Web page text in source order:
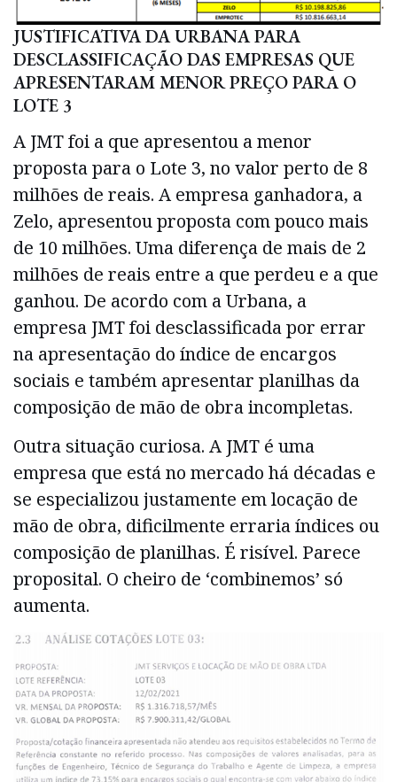
JUSTIFICATIVA DA URBANA PARA
DESCLASSIFICAÇÃO DAS EMPRESAS QUE
APRESENTARAM MENOR PREÇO PARA O
LOTE 3
A JMT foi a que apresentou a menor
proposta para o Lote 3, no valor perto de 8
milhões de reais. A empresa ganhadora, a
Zelo, apresentou proposta com pouco mais
de 10 milhões. Uma diferença de mais de 2
milhões de reais entre a que perdeu e a que
ganhou. De acordo com a Urbana, a
empresa JMT foi desclassificada por errar
na apresentação do índice de encargos
sociais e também apresentar planilhas da
composição de mão de obra incompletas.
Outra situação curiosa. A JMT é uma
empresa que está no mercado há décadas e
se especializou justamente em locação de
mão de obra, dificilmente erraria índices ou
composição de planilhas. É risível. Parece
proposital. O cheiro de ‘combinemos’ só
aumenta.